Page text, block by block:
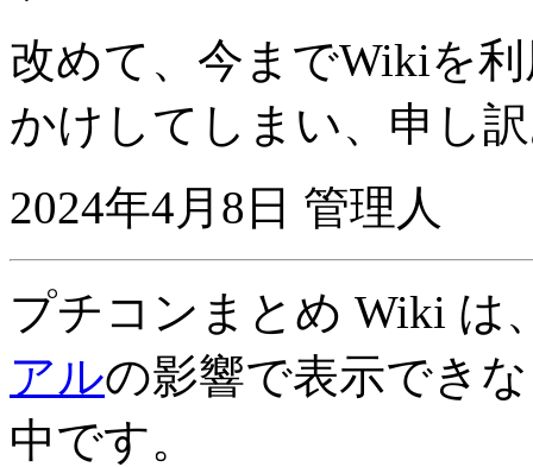
改めて、今までWikiを
かけしてしまい、申し
2024年4月8日 管理人
プチコンまとめ Wiki は
アルの影響で表示でき
中です。